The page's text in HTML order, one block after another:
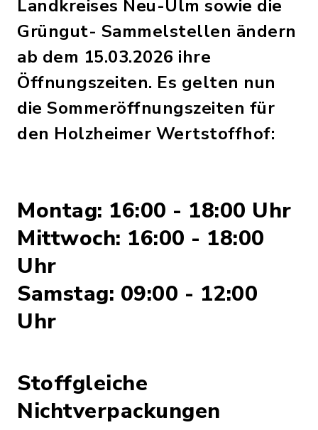
Landkreises Neu-Ulm sowie die
Grüngut- Sammelstellen ändern
ab dem 15.03.2026 ihre
Öffnungszeiten. Es gelten nun
die Sommeröffnungszeiten für
den Holzheimer Wertstoffhof:
Montag: 16:00 - 18:00 Uhr
Mittwoch: 16:00 - 18:00
Uhr
Samstag: 09:00 - 12:00
Uhr
Stoffgleiche
Nichtverpackungen